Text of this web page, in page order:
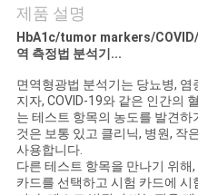
문
을
요
구
하
제품 설명
HbA1c/tumor markers/COVID/
역 측정법 분석기...
면역형광법 분석기는 당뇨병, 염
지자, COVID-19와 같은 인간의
는 테스트 항목의 농도를 발견
것은 보통 있고 클리닉, 병원, 작
사용합니다.
다른 테스트 항목을 만나기 위해
카드를 선택하고 시험 카드에